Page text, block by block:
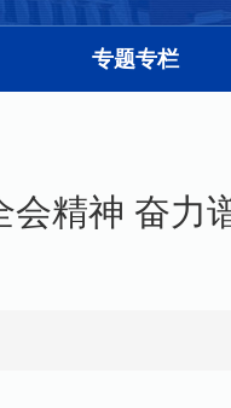
专题专栏
精神 奋力